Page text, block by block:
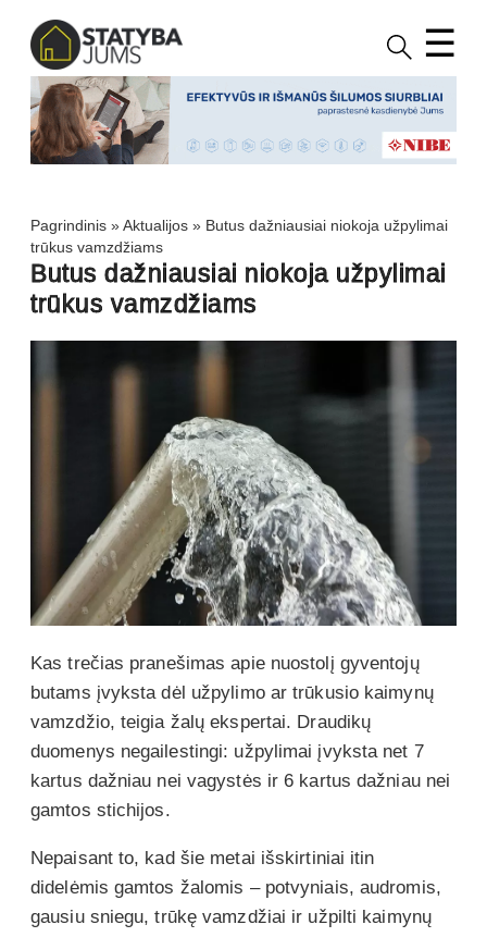
☰
Pagrindinis »Aktualijos » Butus dažniausiai niokoja užpylimai
trūkus vamzdžiams
Butus dažniausiai niokoja užpylimai
trūkus vamzdžiams
Kas trečias pranešimas apie nuostolį gyventojų
butams įvyksta dėl užpylimo ar trūkusio kaimynų
vamzdžio, teigia žalų ekspertai. Draudikų
duomenys negailestingi: užpylimai įvyksta net 7
kartus dažniau nei vagystės ir 6 kartus dažniau nei
gamtos stichijos.
Nepaisant to, kad šie metai išskirtiniai itin
didelėmis gamtos žalomis – potvyniais, audromis,
gausiu sniegu, trūkę vamzdžiai ir užpilti kaimynų